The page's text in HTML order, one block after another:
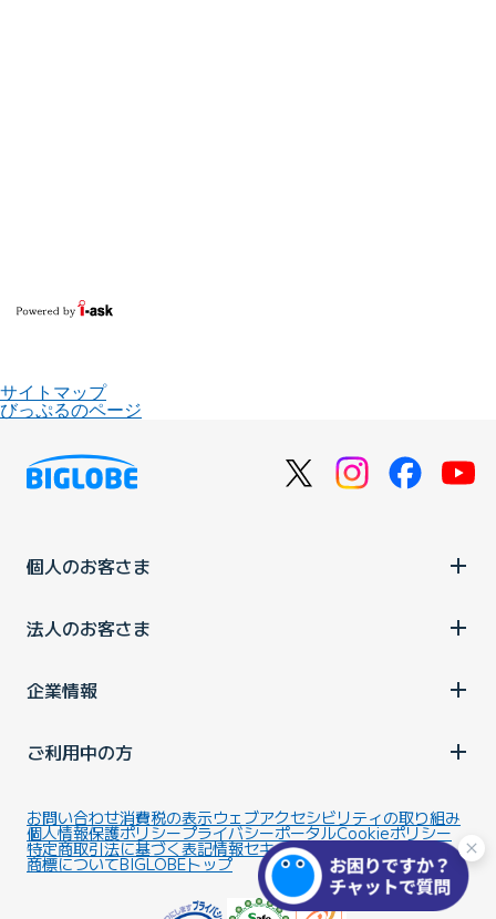
サイトマップ
びっぷるのページ
個人のお客さま
法人のお客さま
企業情報
ご利用中の方
お問い合わせ消費税の表示ウェブアクセシビリティの取り組み
個人情報保護ポリシープライバシーポータルCookieポリシー
特定商取引法に基づく表記情報セキュリティ基本方針
商標についてBIGLOBEトップ